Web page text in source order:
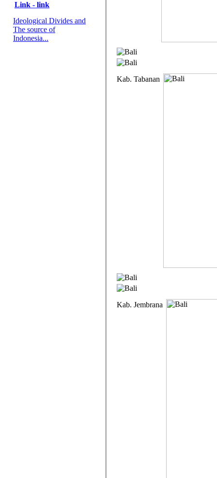
Link - link
Ideological Divides and
The source of
Indonesia...
Kab. Tabanan
Kab. Jembrana